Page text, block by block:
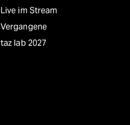
Live im Stream
Vergangene
taz lab 2027